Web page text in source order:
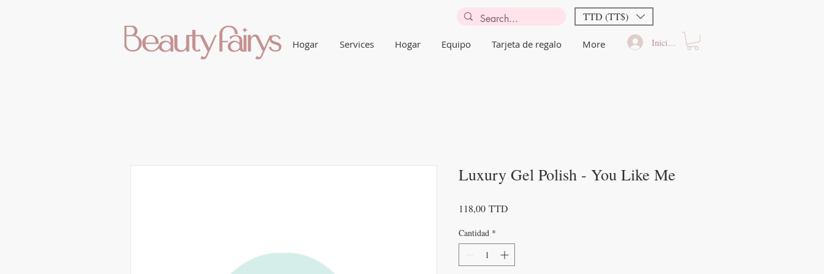
TTD (TT$)
Hogar Services Hogar Equipo Tarjeta de regalo More Iniciar sesión
Luxury Gel Polish - You Like Me
118,00 TTD
Cantidad *